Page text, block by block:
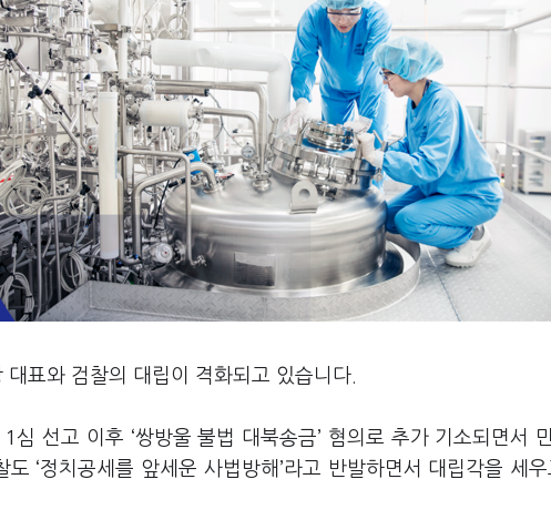
표와 검찰의 대립이 격화되고 있습니다.
선고 이후 ‘쌍방울 불법 대북송금’ 혐의로 추가 기소되면서
‘정치공세를 앞세운 사법방해’라고 반발하면서 대립각을 세우